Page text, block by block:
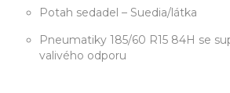
Potah sedadel – Suedia/látka
Pneumatiky 185/60 R15 84H se
valivého odporu